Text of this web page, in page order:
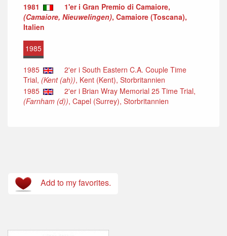
1981
1'er i Gran Premio di Camaiore,
(Camaiore, Nieuwelingen), Camaiore (Toscana),
Italien
1985
1985
2'er i South Eastern C.A. Couple Time
Trial, (Kent (ah)), Kent (Kent), Storbritannien
1985
2'er i Brian Wray Memorial 25 Time Trial,
(Farnham (d)), Capel (Surrey), Storbritannien
Add to my favorites.